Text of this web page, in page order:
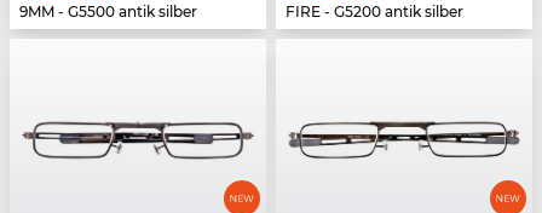
9MM - G5500 antik silber
FIRE - G5200 antik silber